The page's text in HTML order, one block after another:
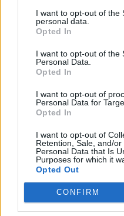
I want to opt-out of the
personal data.
Opted In
I want to opt-out of the
Personal Data.
Opted In
I want to opt-out of
Personal Data for
Opted In
I want to opt-out of
Retention, Sale, and/
Personal Data that Is
Purposes for which it
Opted Out
CONFIRM